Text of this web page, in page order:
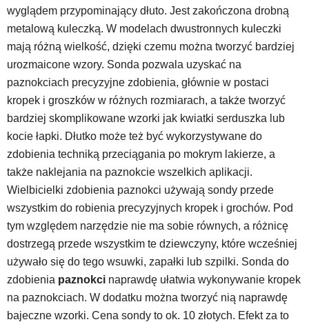
wyglądem przypominający dłuto. Jest zakończona drobną
metalową kuleczką. W modelach dwustronnych kuleczki
mają różną wielkość, dzięki czemu można tworzyć bardziej
urozmaicone wzory. Sonda pozwala uzyskać na
paznokciach precyzyjne zdobienia, głównie w postaci
kropek i groszków w różnych rozmiarach, a także tworzyć
bardziej skomplikowane wzorki jak kwiatki serduszka lub
kocie łapki. Dłutko może też być wykorzystywane do
zdobienia techniką przeciągania po mokrym lakierze, a
także naklejania na paznokcie wszelkich aplikacji.
Wielbicielki zdobienia paznokci używają sondy przede
wszystkim do robienia precyzyjnych kropek i grochów. Pod
tym względem narzędzie nie ma sobie równych, a różnicę
dostrzegą przede wszystkim te dziewczyny, które wcześniej
używało się do tego wsuwki, zapałki lub szpilki. Sonda do
zdobienia paznokci naprawdę ułatwia wykonywanie kropek
na paznokciach. W dodatku można tworzyć nią naprawdę
bajeczne wzorki. Cena sondy to ok. 10 złotych. Efekt za to